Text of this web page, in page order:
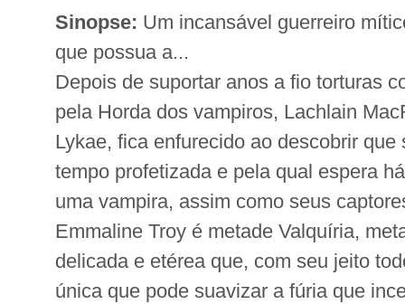
Sinopse: Um incansável guerreiro
que possua a...
Depois de suportar anos a fio torturas
pela Horda dos vampiros, Lachlain
Lykae, fica enfurecido ao descobrir que
tempo profetizada e pela qual espera
uma vampira, assim como seus
Emmaline Troy é metade Valquíria,
delicada e etérea que, com seu jeito
única que pode suavizar a fúria que